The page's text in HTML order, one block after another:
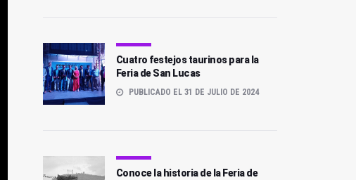
Cuatro festejos taurinos para la
Feria de San Lucas
PUBLICADO EL 31 DE JULIO DE 2024
Conoce la historia de la Feria de